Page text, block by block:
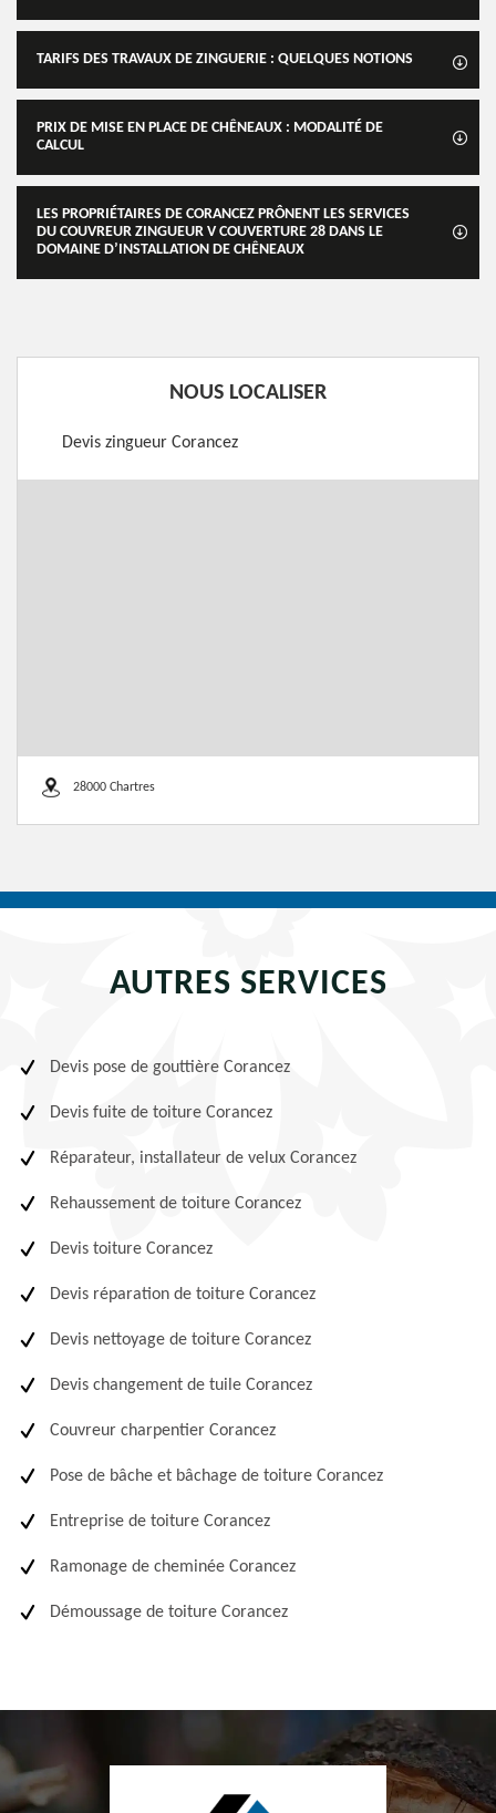
TARIFS DES TRAVAUX DE ZINGUERIE : QUELQUES NOTIONS
PRIX DE MISE EN PLACE DE CHÊNEAUX : MODALITÉ DE
CALCUL
LES PROPRIÉTAIRES DE CORANCEZ PRÔNENT LES SERVICES
DU COUVREUR ZINGUEUR V COUVERTURE 28 DANS LE
DOMAINE D’INSTALLATION DE CHÊNEAUX
NOUS LOCALISER
Devis zingueur Corancez
28000 Chartres
AUTRES SERVICES
Devis pose de gouttière Corancez
Devis fuite de toiture Corancez
Réparateur, installateur de velux Corancez
Rehaussement de toiture Corancez
Devis toiture Corancez
Devis réparation de toiture Corancez
Devis nettoyage de toiture Corancez
Devis changement de tuile Corancez
Couvreur charpentier Corancez
Pose de bâche et bâchage de toiture Corancez
Entreprise de toiture Corancez
Ramonage de cheminée Corancez
Démoussage de toiture Corancez